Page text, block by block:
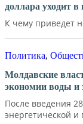
доллара уходит
К чему приведет
Политика,
Молдавские
экономии воды и
После введения
энергетической и